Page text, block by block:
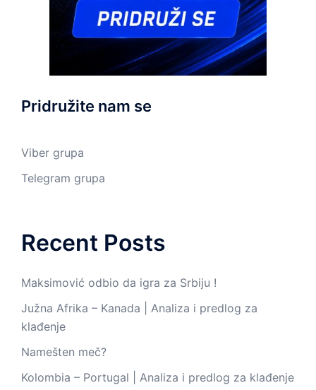
Pridružite nam se
Viber grupa
Telegram grupa
Recent Posts
Maksimović odbio da igra za Srbiju !
Južna Afrika – Kanada | Analiza i predlog za
klađenje
Namešten meč?
Kolombia – Portugal | Analiza i predlog za klađenje